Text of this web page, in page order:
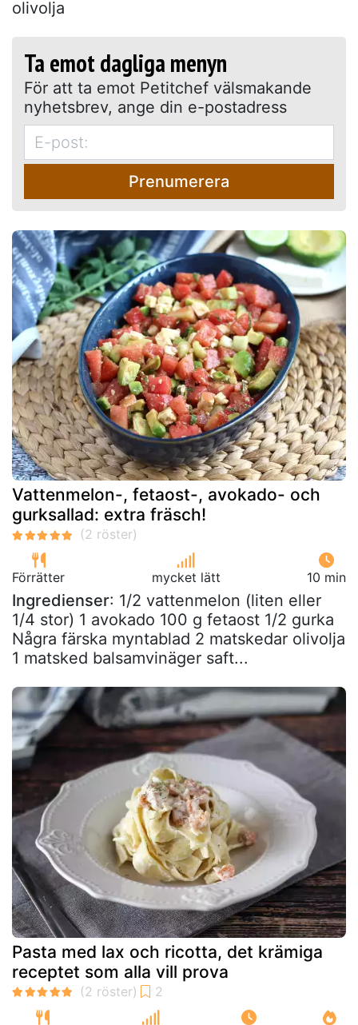
olivolja
Ta emot dagliga menyn
För att ta emot Petitchef välsmakande
nyhetsbrev, ange din e-postadress
Prenumerera
Vattenmelon-, fetaost-, avokado- och
gurksallad: extra fräsch!
Förrätter mycket lätt 10 min
Ingredienser: 1/2 vattenmelon (liten eller
1/4 stor) 1 avokado 100 g fetaost 1/2 gurka
Några färska myntablad 2 matskedar olivolja
1 matsked balsamvinäger saft...
Pasta med lax och ricotta, det krämiga
receptet som alla vill prova